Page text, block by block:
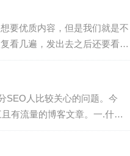
要优质内容，但是我们就是不
看几遍，发出去之后还要看一
学边记录边做。（看到这里你
得到你的认可，俺继续努力！
SEO人比较关心的问题。今
有流量的博客文章。一.什么
以我这边只提供了一版比较简
常涵盖一个特定的话题或疑